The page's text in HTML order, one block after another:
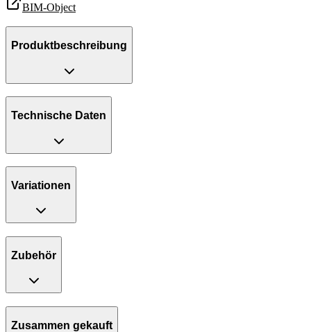
BIM-Object
Produktbeschreibung
Technische Daten
Variationen
Zubehör
Zusammen gekauft